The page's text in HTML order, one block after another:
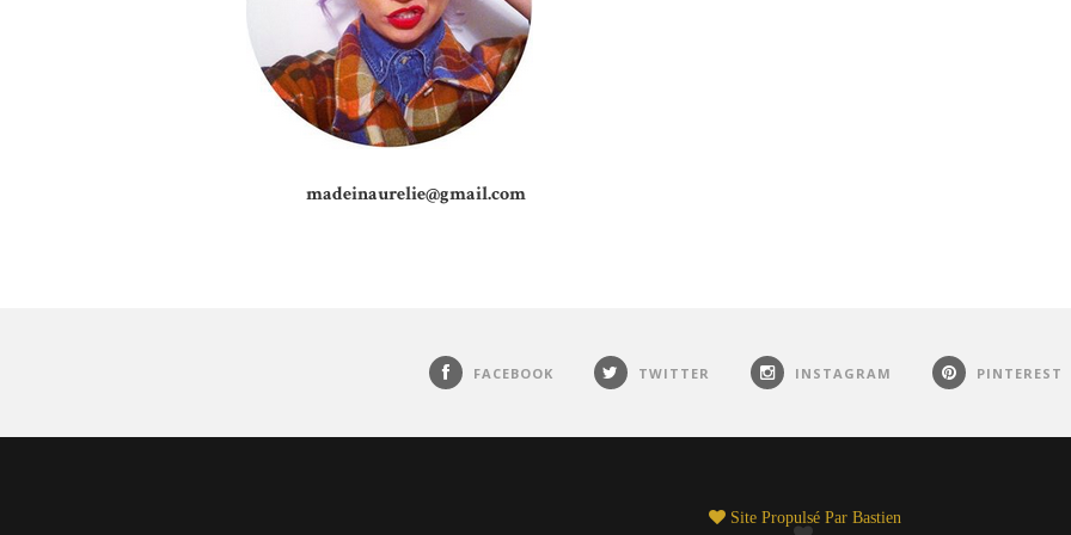
madeinaurelie@gmail.com
FACEBOOK TWITTER INSTAGRAM PINTEREST
Site Propulsé Par Bastien